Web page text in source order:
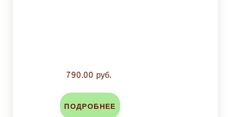
790.00 руб.
ПОДРОБНЕЕ